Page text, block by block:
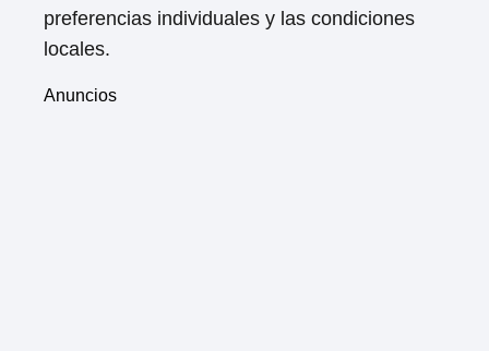
preferencias individuales y las condiciones
locales.
Anuncios